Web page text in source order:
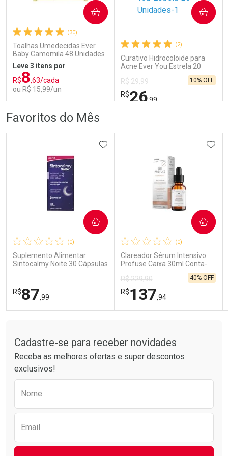
Comprar sem Desconto
Por R$ 142,49/cada
Comprar sem Desconto
Por R$ 142,49/cada
Ativar Desconto
Comprar sem Desconto
Por R$ 70,79/cada
Comprar sem Desconto
(30)
Toalhas Umedecidas Ever
Baby Camomila 48 Unidades
Leve 3 itens por
R$8,63/cada
ou R$ 15,99/un
COMPRAR
Comprar sem Desconto
Por R$ 15,99/cada
Por Menos
Comprar sem Desconto
Por R$ 15,99/cada
(2)
Curativo Hidrocoloide para
Acne Ever You Estrela 20
R$ 29,99
R$26,99
10% OFF
COMPRAR
Comprar sem Desconto
Por R$ 26,99/cada
Por Menos
Comprar sem Desconto
Por R$ 26,99/cada
Favoritos do Mês
(0)
Suplemento Alimentar
Sintocalmy Noite 30 Cápsulas
R$87,99
ADICIONAR AOS FAVORITOS
COMPRAR
Laboratório
Por Menos
(0)
Clareador Sérum Intensivo
Profuse Caixa 30ml Conta-
R$ 229,90
R$137,94
40% OFF
COMPRAR
Laboratório
Por Menos
Cadastre-se para receber novidades
Receba as melhores ofertas e super descontos
exclusivos!
Nome
Email